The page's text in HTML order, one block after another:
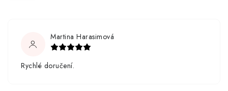
Martina Harasimová
Rychlé doručení.